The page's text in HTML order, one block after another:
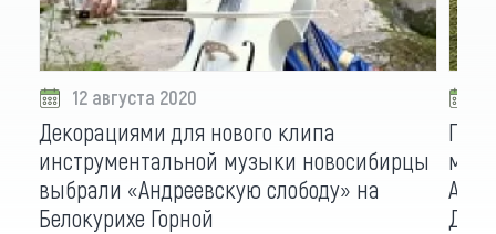
12 августа 2020
Декорациями для нового клипа
инструментальной музыки новосибирцы
выбрали «Андреевскую слободу» на
Белокурихе Горной